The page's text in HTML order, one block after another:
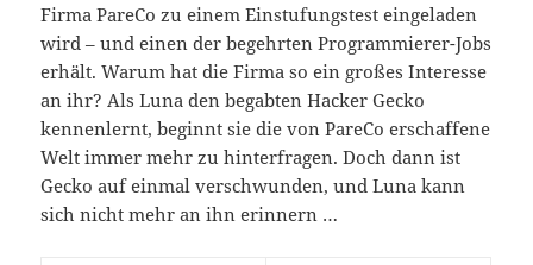
Firma PareCo zu einem Einstufungstest eingeladen
wird – und einen der begehrten Programmierer-Jobs
erhält. Warum hat die Firma so ein großes Interesse
an ihr? Als Luna den begabten Hacker Gecko
kennenlernt, beginnt sie die von PareCo erschaffene
Welt immer mehr zu hinterfragen. Doch dann ist
Gecko auf einmal verschwunden, und Luna kann
sich nicht mehr an ihn erinnern …